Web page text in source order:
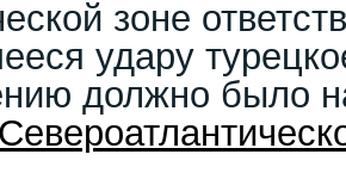
зоне
удару
должно было